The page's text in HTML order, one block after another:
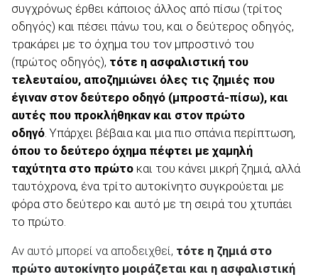
συγχρόνως έρθει κάποιος άλλος από πίσω (τρίτος
οδηγός) και πέσει πάνω του, και ο δεύτερος οδηγός,
τρακάρει με το όχημα του τον μπροστινό του
(πρώτος οδηγός), τότε η ασφαλιστική του
τελευταίου, αποζημιώνει όλες τις ζημιές που
έγιναν στον δεύτερο οδηγό (μπροστά-πίσω), και
αυτές που προκλήθηκαν και στον πρώτο
οδηγό Υπάρχει βέβαια και μια πιο σπάνια περίπτωση,
όπου το δεύτερο όχημα πέφτει με χαμηλή
ταχύτητα στο πρώτο και του κάνει μικρή ζημιά, αλλά
ταυτόχρονα, ένα τρίτο αυτοκίνητο συγκρούεται με
φόρα στο δεύτερο και αυτό με τη σειρά του χτυπάει
το πρώτο.
Αν αυτό μπορεί να αποδειχθεί, τότε η ζημιά στο
πρώτο αυτοκίνητο μοιράζεται και η ασφαλιστική